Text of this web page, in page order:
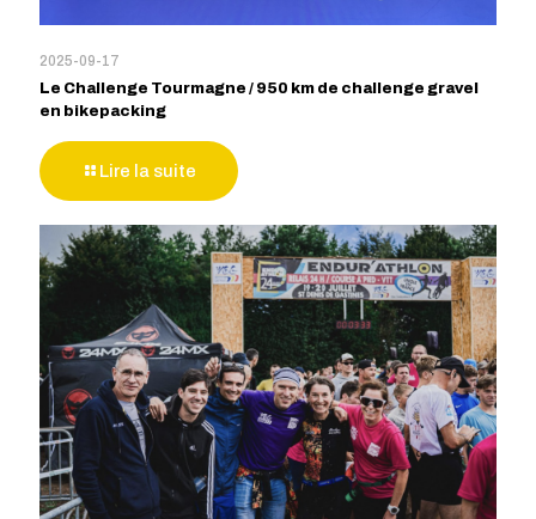
2025-09-17
Le Challenge Tourmagne / 950 km de challenge gravel
en bikepacking
Lire la suite